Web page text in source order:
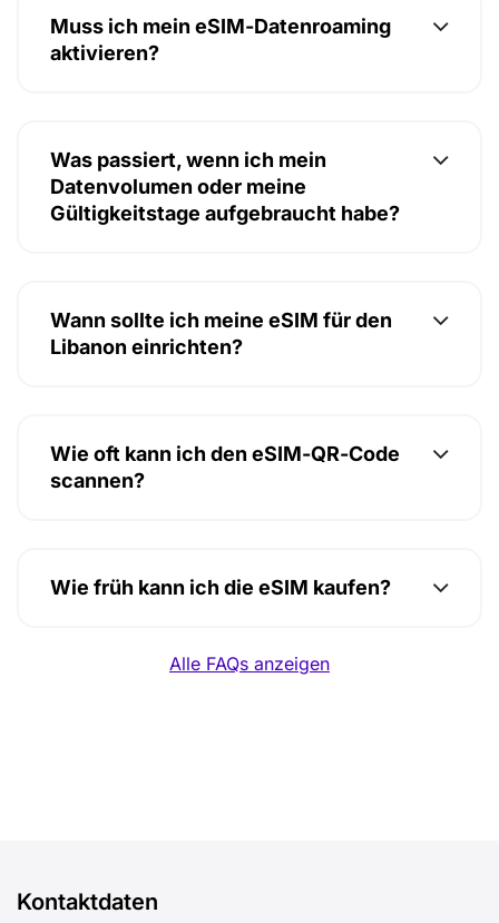
Muss ich mein eSIM-Datenroaming
aktivieren?
Was passiert, wenn ich mein
Datenvolumen oder meine
Gültigkeitstage aufgebraucht habe?
Wann sollte ich meine eSIM für den
Libanon einrichten?
Wie oft kann ich den eSIM-QR-Code
scannen?
Wie früh kann ich die eSIM kaufen?
Alle FAQs anzeigen
Kontaktdaten